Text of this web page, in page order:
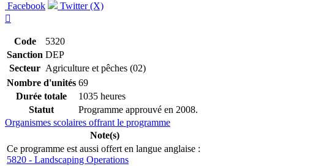
Facebook
Twitter (X)

Code
5320
Sanction DEP
Secteur Agriculture et pêches (02)
Nombre d'unités 69
Durée totale
1035 heures
Statut
Programme approuvé en 2008.
Organismes scolaires offrant le programme
Note(s)
Ce programme est aussi offert en langue anglaise :
5820 - Landscaping Operations